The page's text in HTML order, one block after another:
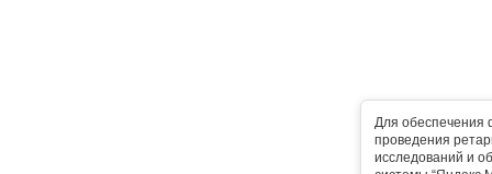
Для обеспечения
проведения
исследований и